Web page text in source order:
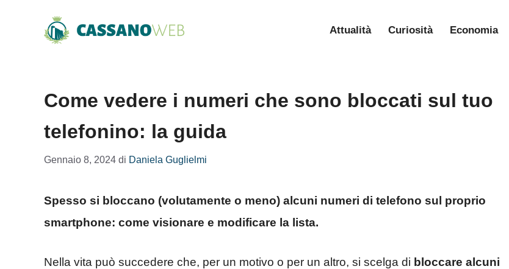
Attualità Curiosità Economia
Come vedere i numeri che sono bloccati sul tuo
telefonino: la guida
Gennaio 8, 2024 di Daniela Guglielmi
Spesso si bloccano (volutamente o meno) alcuni numeri di telefono sul proprio
smartphone: come visionare e modificare la lista.
Nella vita può succedere che, per un motivo o per un altro, si scelga di bloccare alcuni